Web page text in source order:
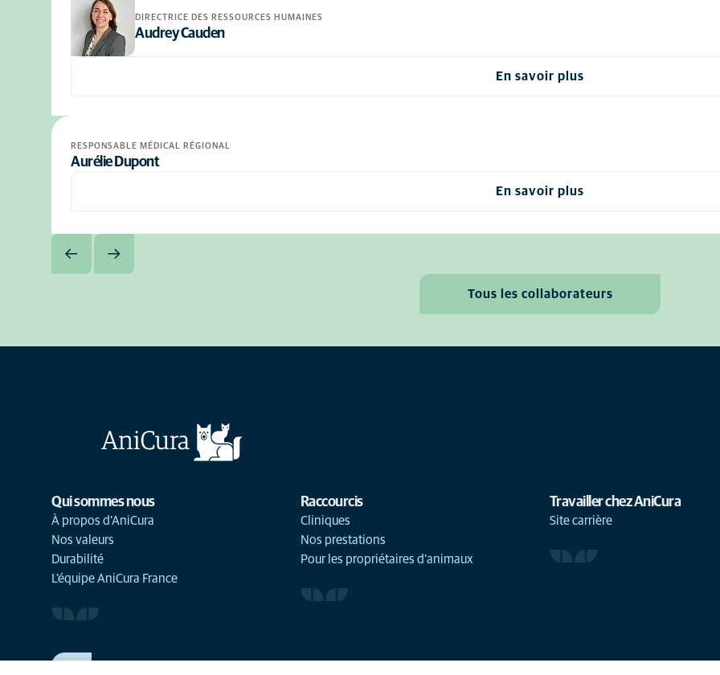
DIRECTRICE DES RESSOURCES HUMAINES
Audrey Cauden
En savoir plus
RESPONSABLE MÉDICAL RÉGIONAL
Aurélie Dupont
En savoir plus
Tous les collaborateurs
Qui sommes nous
À propos d'AniCura
Nos valeurs
Durabilité
L'équipe AniCura France
Raccourcis
Cliniques
Nos prestations
Pour les propriétaires d'animaux
Travailler chez AniCura
Site carrière